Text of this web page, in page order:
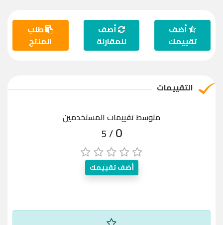
أضف
تقييمك
أصف
للمقارنة
طلب
المنتج
التقييمات
متوسط تقييمات المستخدمين
0
/ 5
أضف تقييمك